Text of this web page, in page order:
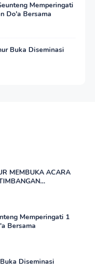
Memperingati
Do'a Bersama
Buka Diseminasi
MEMBUKA ACARA
TANAH
Memperingati 1
Bersama
Diseminasi